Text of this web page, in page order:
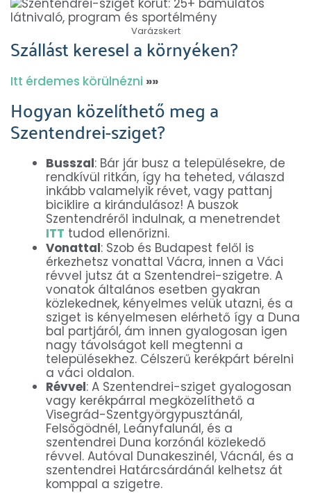
Varázskert
Szállást keresel a környéken?
Itt érdemes körülnézni »»
Hogyan közelíthető meg a
Szentendrei-sziget?
Busszal: Bár jár busz a településekre, de
rendkívül ritkán, így ha teheted, válaszd
inkább valamelyik révet, vagy pattanj
biciklire a kirándulásoz! A buszok
Szentendréről indulnak, a menetrendet
ITT tudod ellenőrizni.
Vonattal: Szob és Budapest felől is
érkezhetsz vonattal Vácra, innen a Váci
révvel jutsz át a Szentendrei-szigetre. A
vonatok általános esetben gyakran
közlekednek, kényelmes velük utazni, és a
sziget is kényelmesen elérhető így a Duna
bal partjáról, ám innen gyalogosan igen
nagy távolságot kell megtenni a
településekhez. Célszerű kerékpárt bérelni
a váci oldalon.
Révvel: A Szentendrei-sziget gyalogosan
vagy kerékpárral megközelíthető a
Visegrád-Szentgyörgypusztánál,
Felsőgödnél, Leányfalunál, és a
szentendrei Duna korzónál közlekedő
révvel. Autóval Dunakeszinél, Vácnál, és a
szentendrei Határcsárdánál kelhetsz át
komppal a szigetre.